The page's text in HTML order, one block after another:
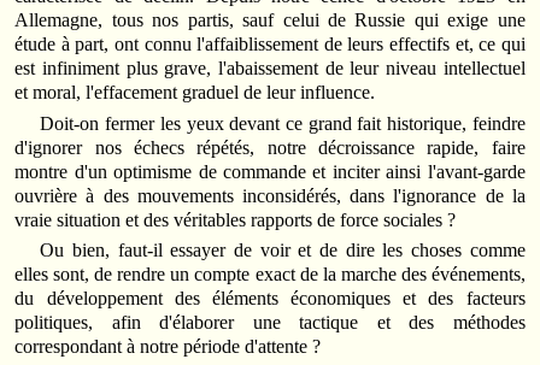
Allemagne, tous nos partis, sauf celui de Russie qui exige une
étude à part, ont connu l'affaiblissement de leurs effectifs et, ce qui
est infiniment plus grave, l'abaissement de leur niveau intellectuel
et moral, l'effacement graduel de leur influence.
Doit-on fermer les yeux devant ce grand fait historique, feindre
d'ignorer nos échecs répétés, notre décroissance rapide, faire
montre d'un optimisme de commande et inciter ainsi l'avant-garde
ouvrière à des mouvements inconsidérés, dans l'ignorance de la
vraie situation et des véritables rapports de force sociales ?
Ou bien, faut-il essayer de voir et de dire les choses comme
elles sont, de rendre un compte exact de la marche des événements,
du développement des éléments économiques et des facteurs
politiques, afin d'élaborer une tactique et des méthodes
correspondant à notre période d'attente ?